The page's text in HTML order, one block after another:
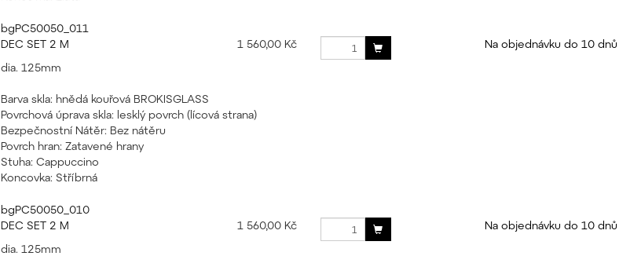
bgPC50050_011
DEC SET 2 M
1 560,00 Kč
Na objednávku do 10 dnů
dia. 125mm
Barva skla: hnědá kouřová BROKISGLASS
Povrchová úprava skla: lesklý povrch (lícová strana)
Bezpečnostní Nátěr: Bez nátěru
Povrch hran: Zatavené hrany
Stuha: Cappuccino
Koncovka: Stříbrná
bgPC50050_010
DEC SET 2 M
1 560,00 Kč
Na objednávku do 10 dnů
dia. 125mm